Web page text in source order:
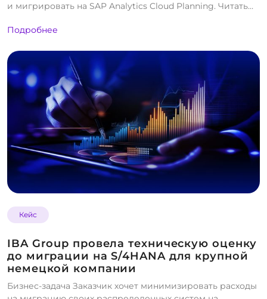
и мигрировать на SAP Analytics Cloud Planning. Читать…
Подробнее
Кейс
IBA Group провела техническую оценку
до миграции на S/4HANA для крупной
немецкой компании
Бизнес-задача Заказчик хочет минимизировать расходы